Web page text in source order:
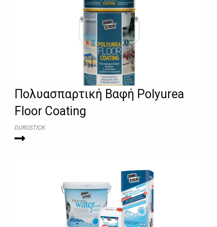
Πολυασπαρτική Βαφή Polyurea
Floor Coating
DUROSTICK